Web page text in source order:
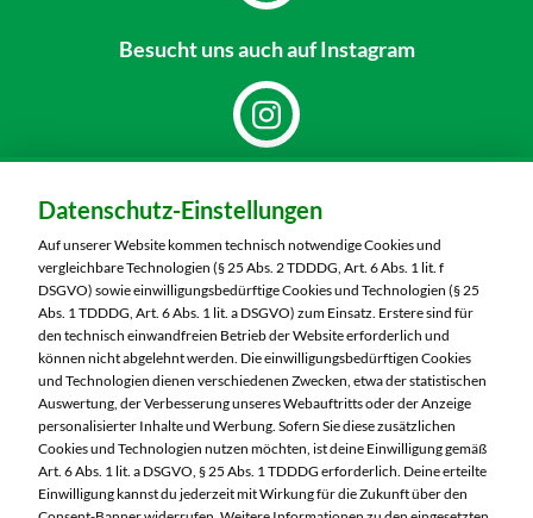
Besucht unsauch auf Instagram
MARKTKAUF Nürnberg-Mögeldorf
Laufamholzstraße 40/42
90482 Nürnberg
Telefon:0911 54340
Markt ändern
Öffnungszeiten diese Woche:
Mo:
08:00 – 20:00 Uhr
Di:
08:00 – 20:00 Uhr
Datenschutz-Einstellungen
Auf unserer Website kommen technisch notwendige Cookies und
vergleichbare Technologien (§ 25 Abs. 2 TDDDG, Art. 6 Abs. 1 lit. f
DSGVO) sowie einwilligungsbedürftige Cookies und Technologien (§ 25
Abs. 1 TDDDG, Art. 6 Abs. 1 lit. a DSGVO) zum Einsatz. Erstere sind für
den technisch einwandfreien Betrieb der Website erforderlich und
können nicht abgelehnt werden. Die einwilligungsbedürftigen Cookies
und Technologien dienen verschiedenen Zwecken, etwa der statistischen
Auswertung, der Verbesserung unseres Webauftritts oder der Anzeige
personalisierter Inhalte und Werbung. Sofern Sie diese zusätzlichen
Cookies und Technologien nutzen möchten, ist deine Einwilligung gemäß
Art. 6 Abs. 1 lit. a DSGVO, § 25 Abs. 1 TDDDG erforderlich. Deine erteilte
Einwilligung kannst du jederzeit mit Wirkung für die Zukunft über den